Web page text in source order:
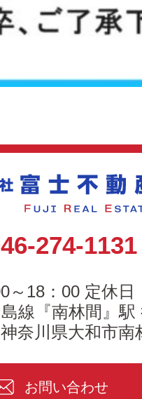
274-1131
～18：00 定休日
線『南林間』駅
奈川県大和市南
お問い合わせ